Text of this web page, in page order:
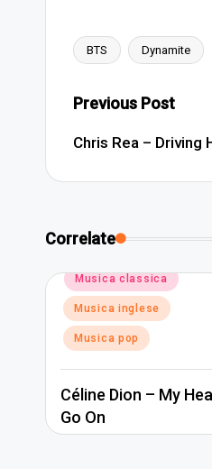
Tags:
BTS Dynamite
Post
navigation
Previous Post
Chris Rea – Driving
Correlate
Posted
in
Musica classica
Musica inglese
Musica pop
Céline Dion – My
Go On